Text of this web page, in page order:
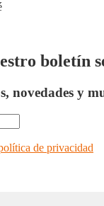
boletín
novedades y
de privacidad